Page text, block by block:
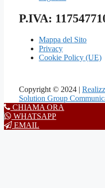
P.IVA:
Mappa del Sito
Privacy
Cookie Policy (UE)
Copyright © 2024 |
Solution Group
CHIAMA ORA
WHATSAPP
EMAIL